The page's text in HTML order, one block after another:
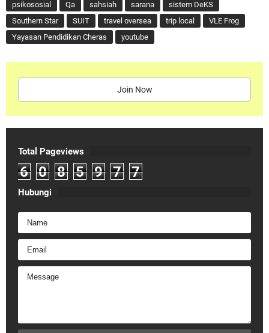
psikososial
Qa sahsiah sarana
sistem DeKS
Southern Star
SUIT travel oversea trip local
VLE Frog
Yayasan Pendidikan Cheras
youtube
Join Now
Total Pageviews
6 0 8 5 9 7 7
Hubungi